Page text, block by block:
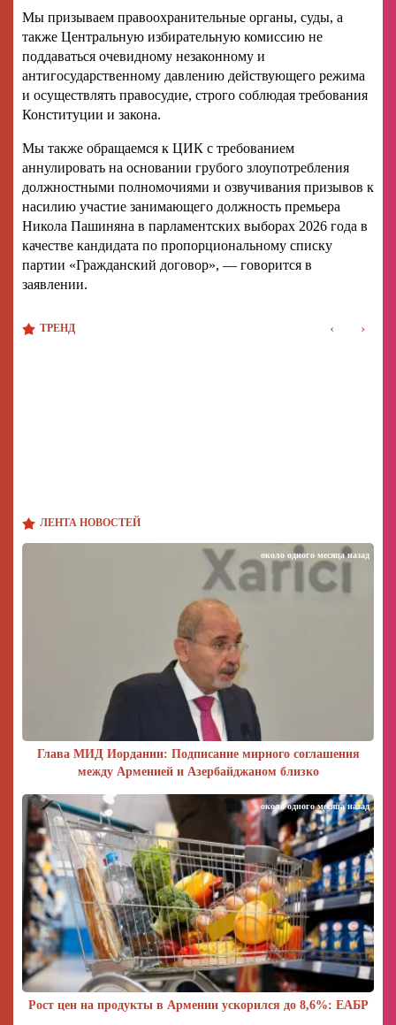
ЛЕНТА НОВОСТЕЙ
Глава МИД Иордании: Подписание мирного соглашения
между Арменией и Азербайджаном близко
около одного месяца назад
Рост цен на продукты в Армении ускорился до 8,6%: ЕАБР
около одного месяца назад
Мы призываем правоохранительные органы, суды, а
также Центральную избирательную комиссию не
поддаваться очевидному незаконному и
антигосударственному давлению действующего режима
и осуществлять правосудие, строго соблюдая требования
Конституции и закона.
Мы также обращаемся к ЦИК с требованием
аннулировать на основании грубого злоупотребления
должностными полномочиями и озвучивания призывов к
насилию участие занимающего должность премьера
Никола Пашиняна в парламентских выборах 2026 года в
качестве кандидата по пропорциональному списку
партии «Гражданский договор», — говорится в
заявлении.
ТРЕНД ‹ ›